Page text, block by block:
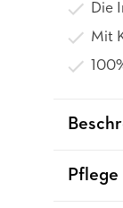
Die
Mit
Pflege